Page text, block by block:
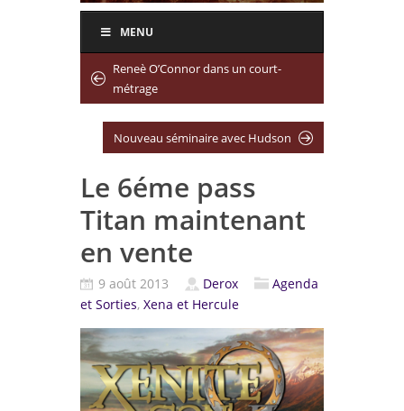
MENU
Reneè O’Connor dans un court-
métrage
Nouveau séminaire avec Hudson
Le 6éme pass
Titan maintenant
en vente
9 août 2013 Derox
Agenda
et Sorties, Xena et Hercule